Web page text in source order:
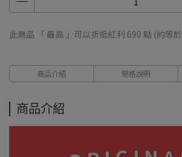
此商品 「 最高 」可以折抵紅利 690 點 (約等於
商品介紹 規格說明
商品介紹